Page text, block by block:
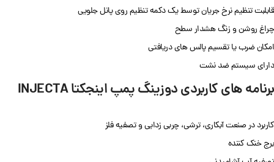
قابلبت تنظیم نرخ جریان توسط یک دکمه تنظیم روی پانل جلویی
چراغ روشن و زنگ هشدار سطح
امکان ضرب یا تقسیم پالس های دریافتی
دارای سیستم ضد نشت
برنامه های کاربردی دوزینگ پمپ اینجکتا INJECTA
کاربرد در صنعت آبکاری، ترشی، چربی زدایی و تصفیه فلز
برج خنک کننده